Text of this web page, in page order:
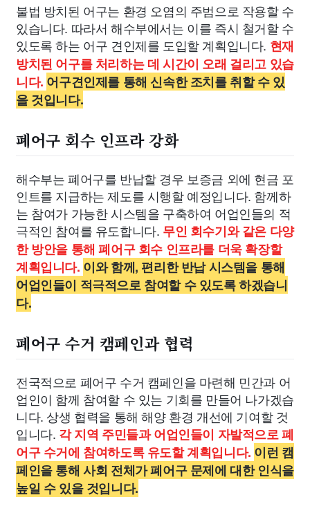
불법 방치된 어구는 환경 오염의 주범으로 작용할 수
있습니다. 따라서 해수부에서는 이를 즉시 철거할 수
있도록 하는 어구 견인제를 도입할 계획입니다. 현재
방치된 어구를 처리하는 데 시간이 오래 걸리고 있습
니다. 어구견인제를 통해 신속한 조치를 취할 수 있
을 것입니다.
폐어구 회수 인프라 강화
해수부는 폐어구를 반납할 경우 보증금 외에 현금 포
인트를 지급하는 제도를 시행할 예정입니다. 함께하
는 참여가 가능한 시스템을 구축하여 어업인들의 적
극적인 참여를 유도합니다. 무인 회수기와 같은 다양
한 방안을 통해 폐어구 회수 인프라를 더욱 확장할
계획입니다. 이와 함께, 편리한 반납 시스템을 통해
어업인들이 적극적으로 참여할 수 있도록 하겠습니
다.
폐어구 수거 캠페인과 협력
전국적으로 폐어구 수거 캠페인을 마련해 민간과 어
업인이 함께 참여할 수 있는 기회를 만들어 나가겠습
니다. 상생 협력을 통해 해양 환경 개선에 기여할 것
입니다. 각 지역 주민들과 어업인들이 자발적으로 폐
어구 수거에 참여하도록 유도할 계획입니다. 이런 캠
페인을 통해 사회 전체가 폐어구 문제에 대한 인식을
높일 수 있을 것입니다.